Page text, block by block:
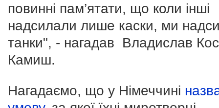
повинні пам’ятати, що коли інші
надсилали лише каски, ми
танки", - нагадав Владислав
Камиш.
Нагадаємо, що у Німеччині